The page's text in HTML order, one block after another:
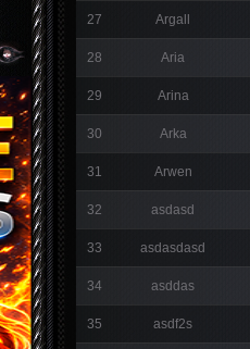
27 Argall
28 Aria
29 Arina
30 Arka
31 Arwen
32 asdasd
33 asdasdasd
34 asddas
35 asdf2s